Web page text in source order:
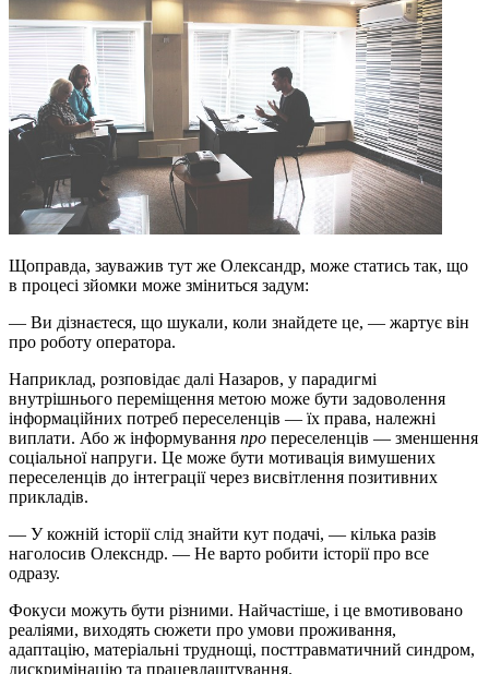
Щоправда, зауважив тут же Олександр, може статись так, що
в процесі зйомки може зміниться задум:
— Ви дізнаєтеся, що шукали, коли знайдете це, — жартує він
про роботу оператора.
Наприклад, розповідає далі Назаров, у парадигмі
внутрішнього переміщення метою може бути задоволення
інформаційних потреб переселенців — їх права, належні
виплати. Або ж інформування про переселенців — зменшення
соціальної напруги. Це може бути мотивація вимушених
переселенців до інтеграції через висвітлення позитивних
прикладів.
— У кожній історії слід знайти кут подачі, — кілька разів
наголосив Олексндр. — Не варто робити історії про все
одразу.
Фокуси можуть бути різними. Найчастіше, і це вмотивовано
реаліями, виходять сюжети про умови проживання,
адаптацію, матеріальні труднощі, посттравматичний синдром,
дискримінацію та працевлаштування.